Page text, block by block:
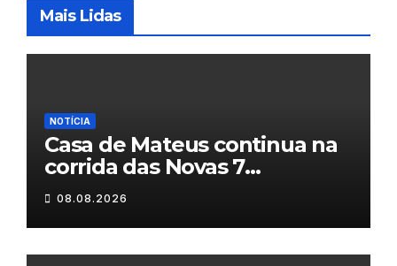
Mais Lidas
NOTÍCIA
Casa de Mateus continua na
corrida das Novas 7
Maravilhas de Portugal
08.08.2026